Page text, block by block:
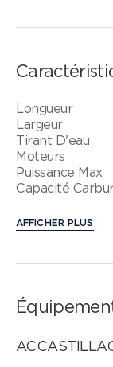
ouvrant
aménagées,
grâce à
possibilité
pour des
Longueur
Largeur
Tirant D'eau
Moteurs
Puissance Max
Capacité
AFFICHER PLUS